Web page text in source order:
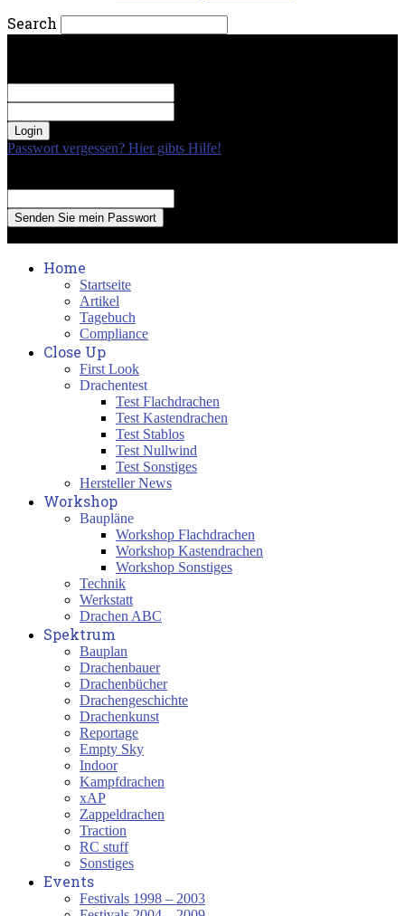
Search
Passwort vergessen? Hier gibts Hilfe!
Home
Startseite
Artikel
Tagebuch
Compliance
Close Up
First Look
Drachentest
Test Flachdrachen
Test Kastendrachen
Test Stablos
Test Nullwind
Test Sonstiges
Hersteller News
Workshop
Baupläne
Workshop Flachdrachen
Workshop Kastendrachen
Workshop Sonstiges
Technik
Werkstatt
Drachen ABC
Spektrum
Bauplan
Drachenbauer
Drachenbücher
Drachengeschichte
Drachenkunst
Reportage
Empty Sky
Indoor
Kampfdrachen
xAP
Zappeldrachen
Traction
RC stuff
Sonstiges
Events
Festivals 1998 – 2003